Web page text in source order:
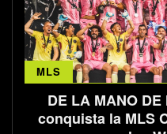
MLS
DE LA MANO
conquista la MLS